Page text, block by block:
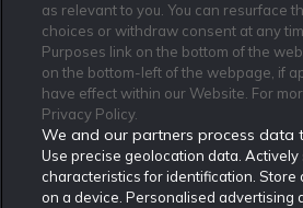
Affiliate Modell
Kontakta oss
Redaktionen
Ansvarsfullt Spelande
Tipsarkiv
Redaktionell policy
as relevant to you. You can resurface
choices or withdraw consent at any
Purposes link on the bottom of the
on the bottom-left of the webpage, if
have effect within our Website. For
Privacy Policy.
We and our partners process data
Use precise geolocation data. Actively
characteristics for identification. Store
on a device. Personalised advertising